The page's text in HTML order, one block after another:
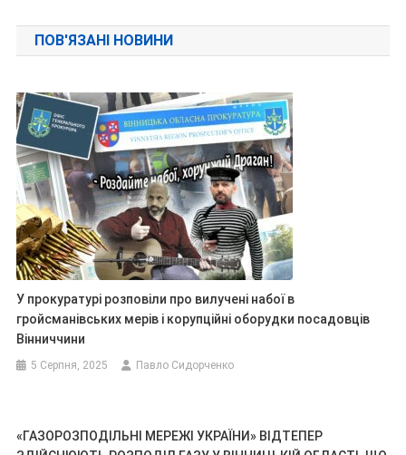
записів
ПОВ'ЯЗАНІ НОВИНИ
У прокуратурі розповіли про вилучені набої в
гройсманівських мерів і корупційні оборудки посадовців
Вінниччини
5 Серпня, 2025 Павло Сидорченко
«ГАЗОРОЗПОДІЛЬНІ МЕРЕЖІ УКРАЇНИ» ВІДТЕПЕР